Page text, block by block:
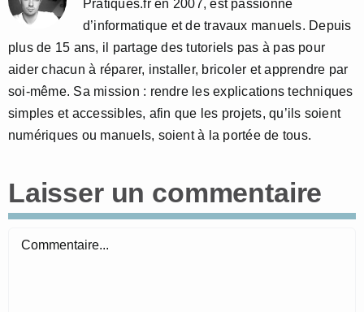
Pratiques.fr en 2007, est passionné
d’informatique et de travaux manuels. Depuis
plus de 15 ans, il partage des tutoriels pas à pas pour
aider chacun à réparer, installer, bricoler et apprendre par
soi-même. Sa mission : rendre les explications techniques
simples et accessibles, afin que les projets, qu’ils soient
numériques ou manuels, soient à la portée de tous.
Laisser un commentaire
Commentaire